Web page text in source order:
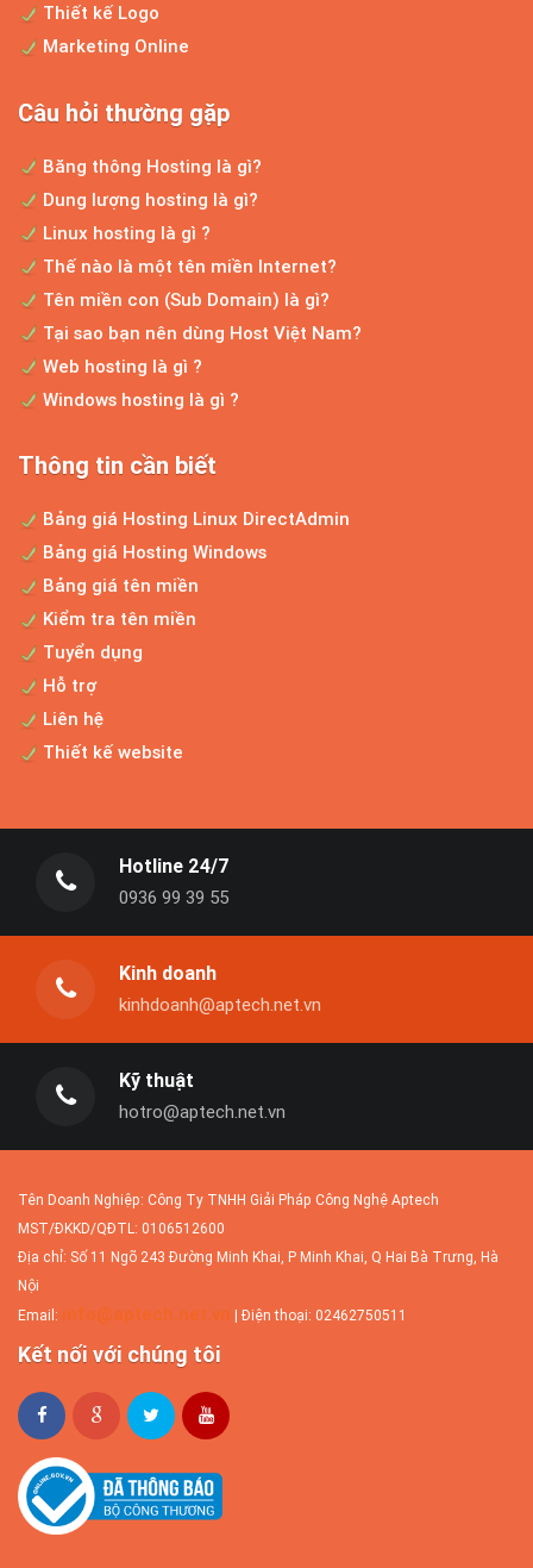
Hiện nay, sở hữu một web để bán hàng là
Bí quyết bán hàng online
Kinh doanh trực tuyến cũng như đua
marathon, bạn phải chiến đấu...
Bảng giá thiết kế website độc quyền theo yêu cầu
thăm website công...
Thiết kế website thương mại điện tử
Cho dù bạn đang sở hữu một cửa hàng
Bảng giá thiết kế website chuyên nghiệp
Dịch vụ tối ưu website
Sau khi website được xây dựng xong và đi
vào hoạt động, doanh...
Các website được thiết kế không theo
Người Việt làm website về virus Corona trong 12
Nhóm kỹ sư 5 người làm việc liên tục trong
12 tiếng để xây...
Phân biệt Website và Landing page? Vì sao và khi
nào nên sử dụng Landing page?
Landing page là một thuật ngữ khá phổ
Thiết kế Logo
Marketing Online
Câu hỏi thường gặp
Băng thông Hosting là gì?
Dung lượng hosting là gì?
Linux hosting là gì ?
Thế nào là một tên miền Internet?
Tên miền con (Sub Domain) là gì?
Tại sao bạn nên dùng Host Việt Nam?
Web hosting là gì ?
Windows hosting là gì ?
Thông tin cần biết
Bảng giá Hosting Linux DirectAdmin
Bảng giá Hosting Windows
Bảng giá tên miền
Kiểm tra tên miền
Tuyển dụng
Hỗ trợ
Liên hệ
Thiết kế website
Hotline 24/7
0936 99 39 55
Kinh doanh
kinhdoanh@aptech.net.vn
Kỹ thuật
hotro@aptech.net.vn
Tên Doanh Nghiệp: Công Ty TNHH Giải Pháp Công Nghệ Aptech
MST/ĐKKD/QĐTL: 0106512600
Địa chỉ: Số 11 Ngõ 243 Đường Minh Khai, P Minh Khai, Q Hai Bà Trưng, Hà
Nội
Email: info@aptech.net.vn | Điện thoại: 02462750511
Kết nối với chúng tôi